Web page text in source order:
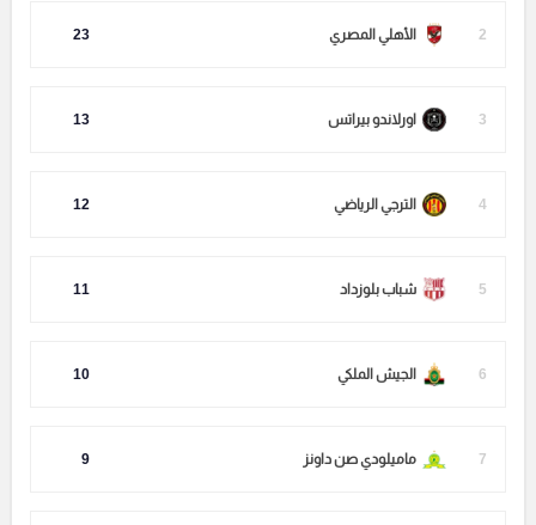
2 الأهلي المصري 23
3 اورلاندو بيراتس 13
4 الترجي الرياضي 12
5 شباب بلوزداد 11
6 الجيش الملكي 10
7 ماميلودي صن داونز 9